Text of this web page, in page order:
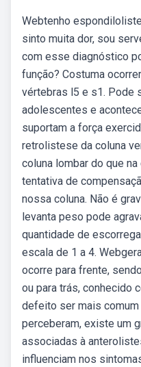
Webtenho
sinto muita dor, sou
com esse diagnóstico
função? Costuma
vértebras l5 e s1. Pode
adolescentes e
suportam a força
retrolistese da coluna
coluna lombar do que
tentativa de
nossa coluna. Não é
levanta peso pode
quantidade de
escala de 1 a 4.
ocorre para frente,
ou para trás, conhecido
defeito ser mais comum
perceberam, existe um
associadas à
influenciam nos